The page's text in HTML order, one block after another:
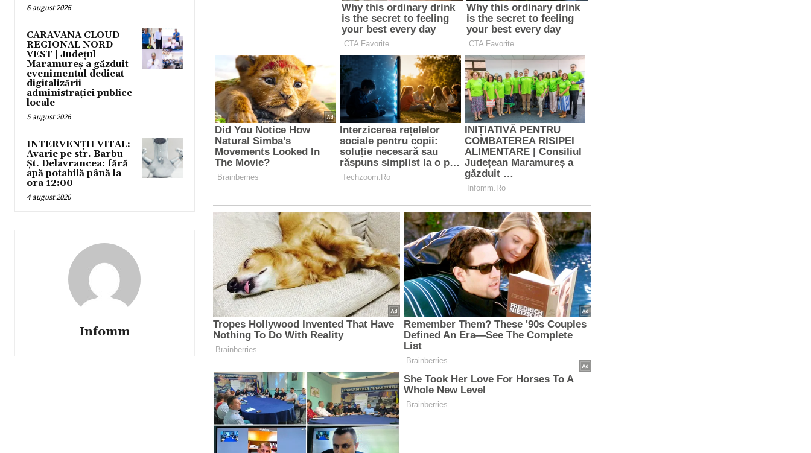
6 august 2026
CARAVANA CLOUD
REGIONAL NORD –
VEST | Județul
Maramureș a găzduit
evenimentul dedicat
digitalizării
administrației publice
locale
5 august 2026
INTERVENȚII VITAL:
Avarie pe str. Barbu
Șt. Delavrancea: fără
apă potabilă până la
ora 12:00
4 august 2026
Infomm